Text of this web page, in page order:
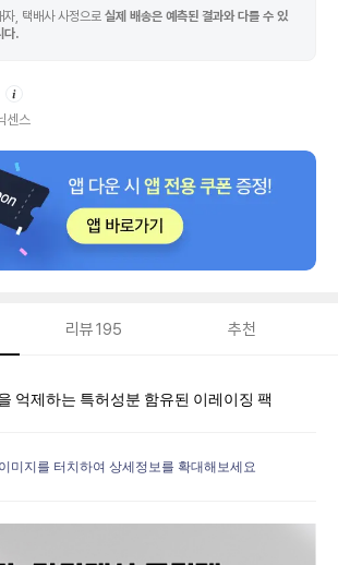
자, 택배사 사정으로 실제 배송은 예측된 결과와 다를 수 있
다.
센스
리뷰195 추천
억제하는 특허성분 함유된 이레이징 팩
미지를 터치하여 상세정보를 확대해보세요